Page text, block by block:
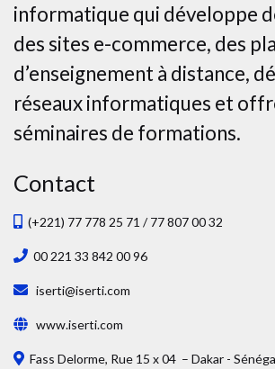
informatique qui développe
des sites e-commerce, des
d’enseignement à distance,
réseaux informatiques et
séminaires de formations.
Contact
(+221) 77 778 25 71 / 77 807 00 32
00 221 33 842 00 96
iserti@iserti.com
www.iserti.com
Fass Delorme, Rue 15 x 04 – Dakar -